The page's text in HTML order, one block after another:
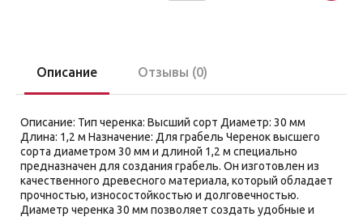
Описание Отзывы (0)
Описание: Тип черенка: Высший сорт Диаметр: 30 мм
Длина: 1,2 м Назначение: Для грабель Черенок высшего
сорта диаметром 30 мм и длиной 1,2 м специально
предназначен для создания грабель. Он изготовлен из
качественного древесного материала, который обладает
прочностью, износостойкостью и долговечностью.
Диаметр черенка 30 мм позволяет создать удобные и